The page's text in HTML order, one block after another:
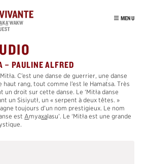
MENU
NOTRE PEUPLE
POTLATCH
VISITE VIRTUELLE
ENSEIGNANTS
POTLATCH
– PAULINE ALFRED
C’est une danse de guerrier, une danse
rang, tout comme l’est le Hamat
´sa. Très
un droit sur cette danse. Le ‘Mitła danse
un Sisiyutł, un « serpent à deux têtes. »
toujours d’un nom prestigieux. Le nom
est Amyaxalasu’. Le ‘Mitła est une grande